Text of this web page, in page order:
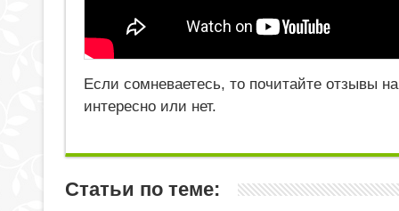
Если сомневаетесь, то почитайте отзывы
интересно или нет.
Статьи по теме: